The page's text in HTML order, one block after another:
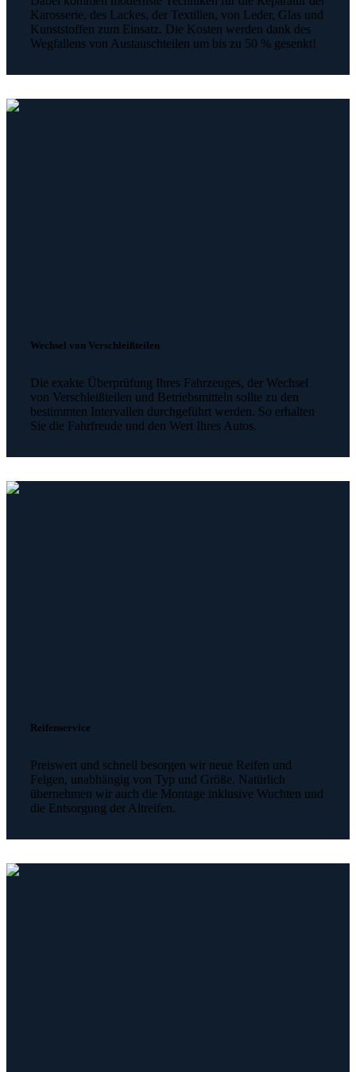
Karosserie, des Lackes, der Textilien, von Leder, Glas und
Kunststoffen zum Einsatz. Die Kosten werden dank des
Wegfallens von Austauschteilen um bis zu 50 % gesenkt!
Wechsel von Verschleißteilen
Die exakte Überprüfung Ihres Fahrzeuges, der Wechsel
von Verschleißteilen und Betriebsmitteln sollte zu den
bestimmten Intervallen durchgeführt werden. So erhalten
Sie die Fahrfreude und den Wert Ihres Autos.
Reifenservice
Preiswert und schnell besorgen wir neue Reifen und
Felgen, unabhängig von Typ und Größe. Natürlich
übernehmen wir auch die Montage inklusive Wuchten und
die Entsorgung der Altreifen.